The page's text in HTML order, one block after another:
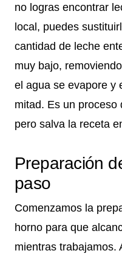
no logras encontrar
local, puedes
cantidad de leche
muy bajo,
el agua se evapore y
mitad. Es un proceso
pero salva la receta
Preparación
paso
Comenzamos la
horno para que
mientras trabajamos.